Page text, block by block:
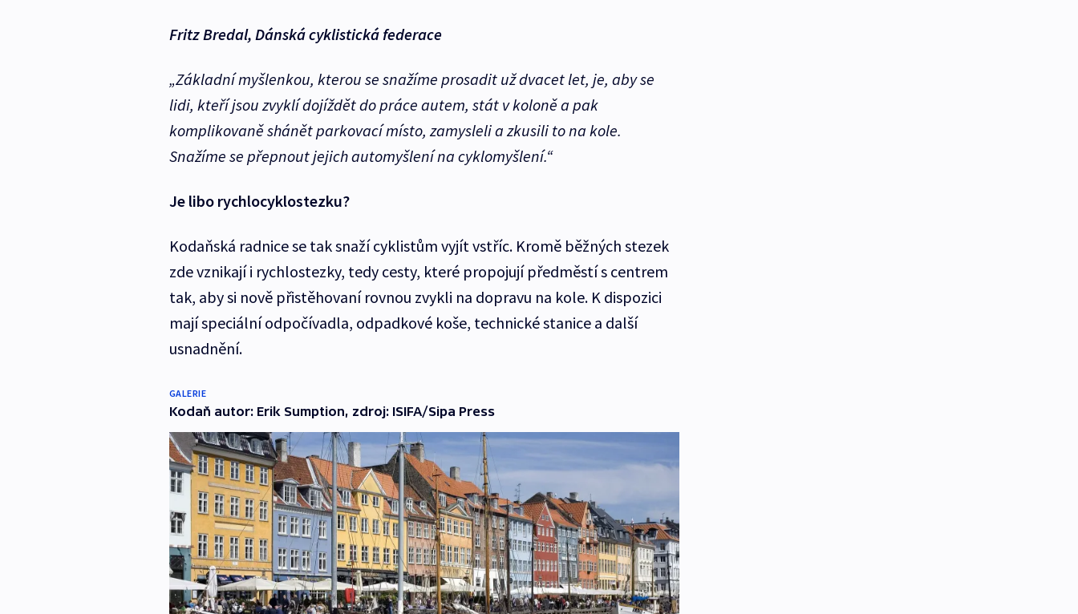
Fritz Bredal, Dánská cyklistická federace
„Základní myšlenkou, kterou se snažíme prosadit už dvacet let, je, aby se
lidi, kteří jsou zvyklí dojíždět do práce autem, stát v koloně a pak
komplikovaně shánět parkovací místo, zamysleli a zkusili to na kole.
Snažíme se přepnout jejich automyšlení na cyklomyšlení.“
Je libo rychlocyklostezku?
Kodaňská radnice se tak snaží cyklistům vyjít vstříc. Kromě běžných stezek
zde vznikají i rychlostezky, tedy cesty, které propojují předměstí s centrem
tak, aby si nově přistěhovaní rovnou zvykli na dopravu na kole. K dispozici
mají speciální odpočívadla, odpadkové koše, technické stanice a další
usnadnění.
GALERIE
Kodaň autor: Erik Sumption, zdroj: ISIFA/Sipa Press